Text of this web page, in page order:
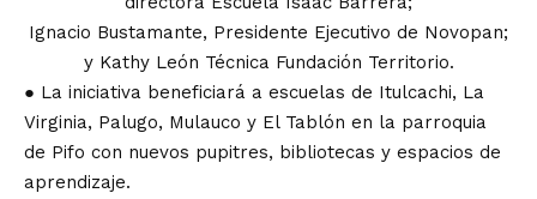
Ignacio Bustamante, Presidente Ejecutivo de Novopan;
y Kathy León Técnica Fundación Territorio.
● La iniciativa beneficiará a escuelas de Itulcachi, La
Virginia, Palugo, Mulauco y El Tablón en la parroquia
de Pifo con nuevos pupitres, bibliotecas y espacios de
aprendizaje.